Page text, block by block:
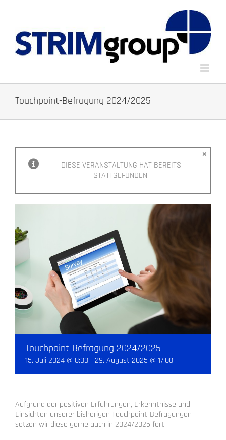
Touchpoint-Befragung 2024/2025
DIESE VERANSTALTUNG HAT BEREITS
STATTGEFUNDEN.
×
Touchpoint-Befragung 2024/2025
15. Juli 2024 @ 8:00-29. August 2025 @ 17:00
Aufgrund der positiven Erfahrungen, Erkenntnisse und
Einsichten unserer bisherigen Touchpoint-Befragungen
setzen wir diese gerne auch in 2024/2025 fort.